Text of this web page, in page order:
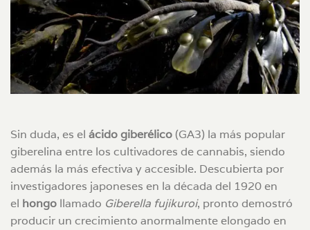
Sin duda, es el ácido giberélico (GA3) la más popular
giberelina entre los cultivadores de cannabis, siendo
además la más efectiva y accesible. Descubierta por
investigadores japoneses en la década del 1920 en
el hongo llamado Giberella fujikuroi, pronto demostró
producir un crecimiento anormalmente elongado en